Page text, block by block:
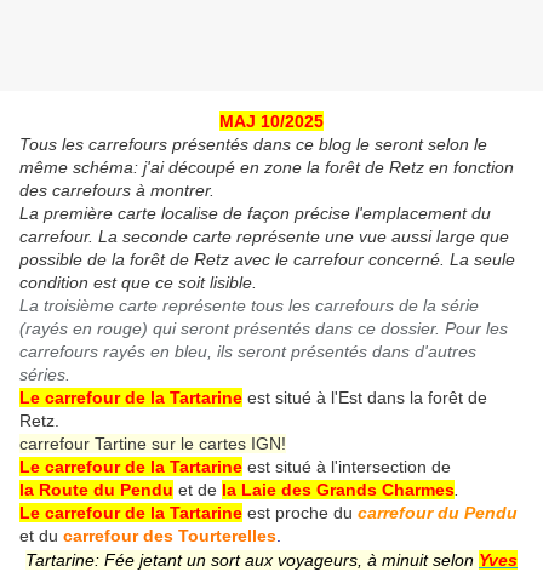
MAJ 10/2025
Tous les carrefours présentés dans ce blog le seront selon le
même schéma: j'ai découpé en zone la forêt de Retz en fonction
des carrefours à montrer.
La première carte localise de façon précise l'emplacement du
carrefour. La seconde carte représente une vue aussi large que
possible de la forêt de Retz avec le carrefour concerné. La seule
condition est que ce soit lisible.
La troisième carte représente tous les carrefours de la série
(rayés en rouge) qui seront présentés dans ce dossier. Pour les
carrefours rayés en bleu, ils seront présentés dans d'autres
séries.
Le carrefour de la Tartarine est situé à l'Est dans la forêt de
Retz.
carrefour Tartine sur le cartes IGN!
Le carrefour de la Tartarine est situé à l'intersection de
la Route du Pendu et de la Laie des Grands Charmes
Le carrefour de la Tartarine est proche du carrefour du Pendu
et du carrefour des Tourterelles
Tartarine: Fée jetant un sort aux voyageurs, à minuit selon Yves